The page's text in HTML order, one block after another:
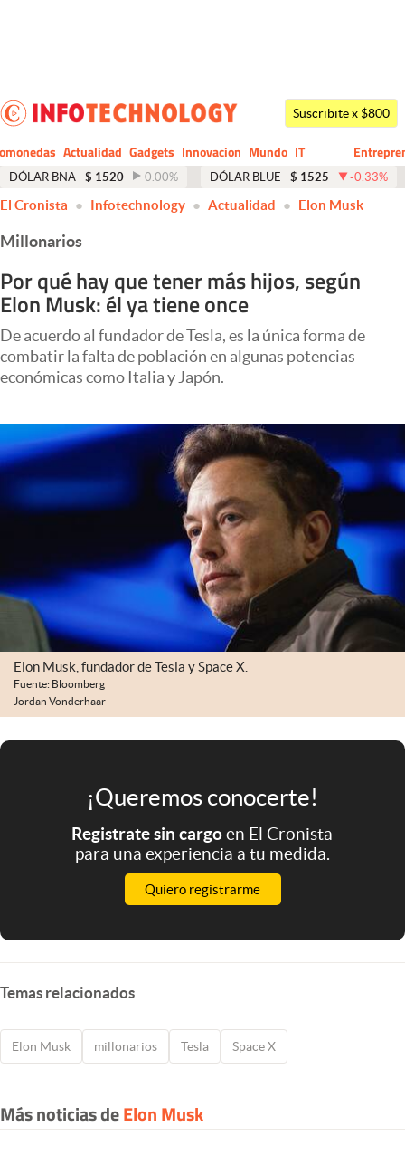
Dólar
Economía y Política
Finanzas y Mercados
Mercados Online
Negocios
Columnistas
Apertura
Clase
Clima
Mundial 2026
El Cronista Studio
Mediakit
abre en nueva pestaña
Argentina
Suscribite x $800
Actualidad Gadgets Innovacion Mundo
CIO
IT
Business
DÓLAR BNA $ 1520 0.00% DÓLAR BLUE $ 1525 -0.33%
El Cronista Infotechnology Actualidad Elon Musk
Millonarios
Por qué hay que tener más hijos, según
Elon Musk: él ya tiene once
De acuerdo al fundador de Tesla, es la única forma de
combatir la falta de población en algunas potencias
económicas como Italia y Japón.
Elon Musk, fundador de Tesla y Space X.
Fuente: Bloomberg
Jordan Vonderhaar
¡Queremos conocerte!
Registrate sin cargoen El Cronista
para una experiencia a tu medida.
Quiero registrarme
Temas relacionados
Elon Musk millonarios Tesla Space X
Más noticias deElon Musk